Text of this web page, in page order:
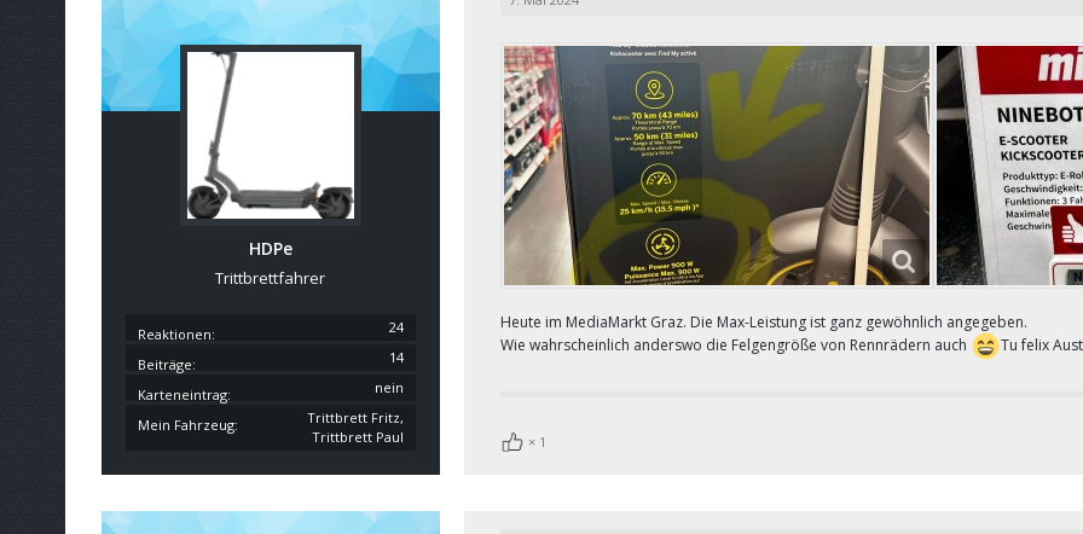
HDPe
Trittbrettfahrer
Reaktionen 24
Beiträge 14
Karteneintrag nein
Mein Fahrzeug
Trittbrett Fritz,
Trittbrett Paul
Heute im MediaMarkt Graz. Die Max-Leistung ist ganz gewöhnlich angegeben.
Wie wahrscheinlich anderswo die Felgengröße von Rennrädern auch
Tu felix
1